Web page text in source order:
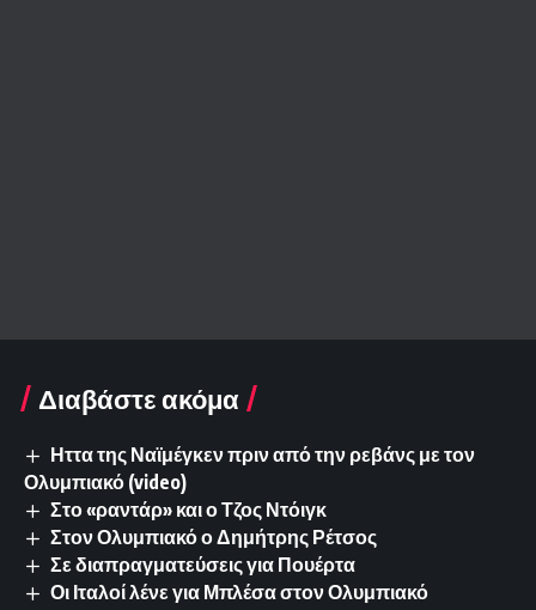
Διαβάστε ακόμα
Ηττα της Ναϊμέγκεν πριν από την ρεβάνς με τον
Ολυμπιακό (video)
Στο «ραντάρ» και ο Τζος Ντόιγκ
Στον Ολυμπιακό ο Δημήτρης Ρέτσος
Σε διαπραγματεύσεις για Πουέρτα
Οι Ιταλοί λένε για Μπλέσα στον Ολυμπιακό